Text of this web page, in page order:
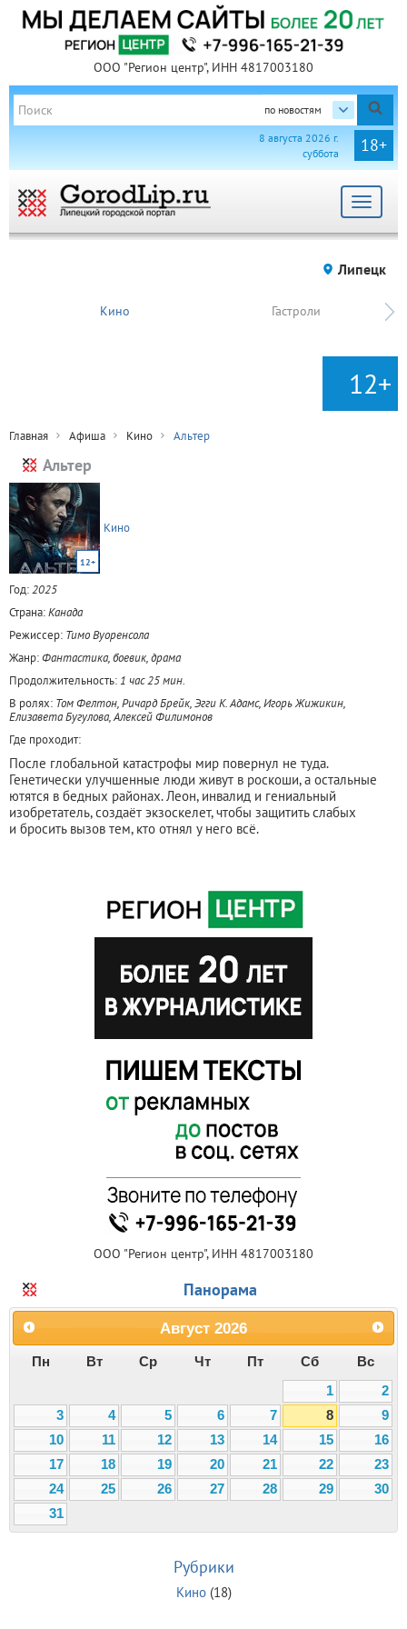
ООО "Регион центр", ИНН 4817003180
по новостям
18+
8 августа 2026 г.
суббота
Toggle
Липецк
Кино Гастроли
12+
Главная Афиша Кино Альтер
Альтер
12+
Кино
Год:2025
Страна:Канада
Режиссер: Тимо Вуоренсола
Жанр:Фантастика, боевик, драма
Продолжительность: 1 час 25 мин.
В ролях: Том Фелтон, Ричард Брейк, Эгги К. Адамс, Игорь Жижикин,
Елизавета Бугулова, Алексей Филимонов
Где проходит:
После глобальной катастрофы мир повернул не туда.
Генетически улучшенные люди живут в роскоши, а остальные
ютятся в бедных районах. Леон, инвалид и гениальный
изобретатель, создаёт экзоскелет, чтобы защитить слабых
и бросить вызов тем, кто отнял у него всё.
ООО "Регион центр", ИНН 4817003180
Панорама
Август 2026
Пн Вт Ср Чт Пт Сб
Вс
1
2
3
4 5 6 7 8
9
10
11 12 13 14 15
16
17
18 19 20 21 22
23
24
25 26 27 28 29
30
31
Рубрики
Кино(18)